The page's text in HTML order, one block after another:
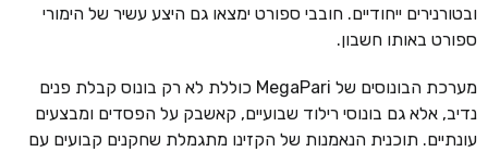
ובטורנירים ייחודיים. חובבי ספורט ימצאו גם היצע עשיר של הימורי
ספורט באותו חשבון.
מערכת הבונוסים של MegaPari כוללת לא רק בונוס קבלת פנים
נדיב, אלא גם בונוסי רילוד שבועיים, קאשבק על הפסדים ומבצעים
עונתיים. תוכנית הנאמנות של הקזינו מתגמלת שחקנים קבועים עם